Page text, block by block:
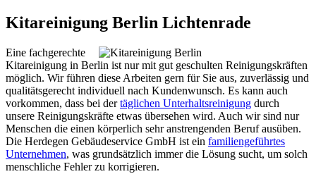
Kitareinigung Berlin Lichtenrade
Eine fachgerechte
Kitareinigung in Berlin ist nur mit gut geschulten Reinigungskräften
möglich. Wir führen diese Arbeiten gern für Sie aus, zuverlässig und
qualitätsgerecht individuell nach Kundenwunsch. Es kann auch
vorkommen, dass bei dertäglichen Unterhaltsreinigung durch
unsere Reinigungskräfte etwas übersehen wird. Auch wir sind nur
Menschen die einen körperlich sehr anstrengenden Beruf ausüben.
Die Herdegen Gebäudeservice GmbH ist ein familiengeführtes
Unternehmen, was grundsätzlich immer die Lösung sucht, um solch
menschliche Fehler zu korrigieren.